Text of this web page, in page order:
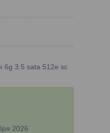
6g 3.5 sata 512e sc
2026